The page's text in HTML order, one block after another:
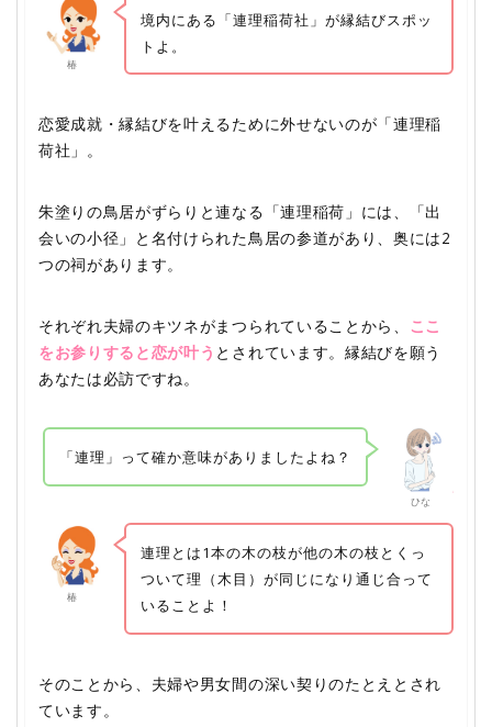
椿
境内にある「連理稲荷社」が縁結びスポッ
トよ。
恋愛成就・縁結びを叶えるために外せないのが「連理稲
荷社」。
朱塗りの鳥居がずらりと連なる「連理稲荷」には、「出
会いの小径」と名付けられた鳥居の参道があり、奥には2
つの祠があります。
それぞれ夫婦のキツネがまつられていることから、 ここ
をお参りすると恋が叶う とされています。縁結びを願う
あなたは必訪ですね。
ひな
「連理」って確か意味がありましたよね？
椿
連理とは1本の木の枝が他の木の枝とくっ
ついて理（木目）が同じになり通じ合って
いることよ！
そのことから、夫婦や男女間の深い契りのたとえとされ
ています。